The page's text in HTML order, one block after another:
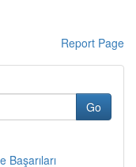
Report Page
Go
Başarıları